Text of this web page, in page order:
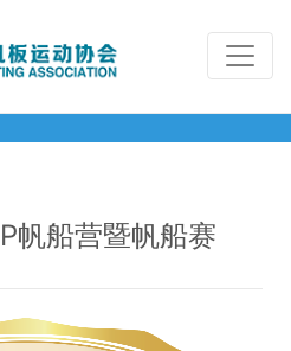
帆船营暨帆船赛